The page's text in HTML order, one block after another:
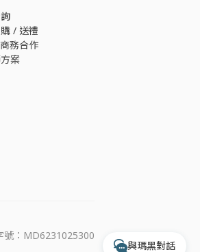
/ 送禮
務合作
案
號：MD6231025300
與瑪黑對話
透過 Messenger 交談